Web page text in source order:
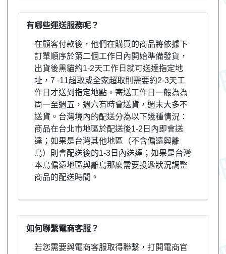
有哪些運送服務呢？
在顧客付款後，他們在購買的商品將依據下
訂單順序於第二個工作日內開始準備發貨，
出貨後黑貓約1-2天工作日就可送達指定地
址，7 -11超取或全家超取則需要約2-3天工
作日才送到指定地點。寄送工作日一般為為
周一至週五，週六有時會送貨，週末大多不
送貨。台灣境內的配送分為以下幾種情況：
商品在台北市地區於配送後1-2日內即會送
達；如果是台灣其他地區（不含偏遠與離
島）則會配送後的1-3日內送達；如果是台灣
本島偏遠地區與離島那麼需要投遞狀況調整
商品的配送時間。
如何聯繫電商客服？
若您需要與電商客服取得聯繫，打開電商官